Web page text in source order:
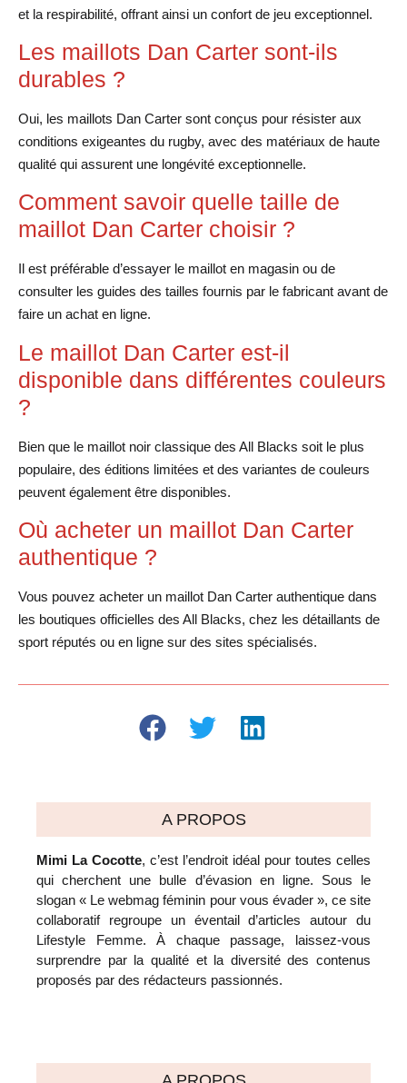
et la respirabilité, offrant ainsi un confort de jeu exceptionnel.
Les maillots Dan Carter sont-ils
durables ?
Oui, les maillots Dan Carter sont conçus pour résister aux
conditions exigeantes du rugby, avec des matériaux de haute
qualité qui assurent une longévité exceptionnelle.
Comment savoir quelle taille de
maillot Dan Carter choisir ?
Il est préférable d’essayer le maillot en magasin ou de
consulter les guides des tailles fournis par le fabricant avant de
faire un achat en ligne.
Le maillot Dan Carter est-il
disponible dans différentes couleurs
?
Bien que le maillot noir classique des All Blacks soit le plus
populaire, des éditions limitées et des variantes de couleurs
peuvent également être disponibles.
Où acheter un maillot Dan Carter
authentique ?
Vous pouvez acheter un maillot Dan Carter authentique dans
les boutiques officielles des All Blacks, chez les détaillants de
sport réputés ou en ligne sur des sites spécialisés.
A PROPOS
Mimi La Cocotte, c’est l’endroit idéal pour toutes celles
qui cherchent une bulle d’évasion en ligne. Sous le
slogan « Le webmag féminin pour vous évader », ce site
collaboratif regroupe un éventail d’articles autour du
Lifestyle Femme. À chaque passage, laissez-vous
surprendre par la qualité et la diversité des contenus
proposés par des rédacteurs passionnés.